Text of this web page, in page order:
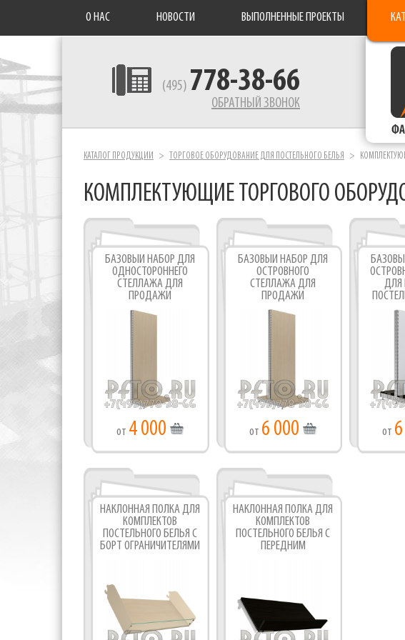
О НАС НОВОСТИ ВЫПОЛНЕННЫЕ ПРОЕКТЫ
(495) 778-38-66
ОБРАТНЫЙ ЗВОНОК
КАТАЛОГ ПРОДУКЦИИ ТОРГОВОЕ ОБОРУДОВАНИЕ ДЛЯ ПОСТЕЛЬНОГО БЕЛЬЯ
КОМПЛЕКТУЮЩИЕ ТОРГОВОГО
БАЗОВЫЙ НАБОР ДЛЯ
ОДНОСТОРОННЕГО
СТЕЛЛАЖА ДЛЯ
ПРОДАЖИ
ПОСТЕЛЬНОГО БЕЛЬЯ
от 4 000
БАЗОВЫЙ НАБОР ДЛЯ
ОСТРОВНОГО
СТЕЛЛАЖА ДЛЯ
ПРОДАЖИ
ПОСТЕЛЬНОГО БЕЛЬЯ
от 6 000
ДЛЯ
от
НАКЛОННАЯ ПОЛКА ДЛЯ
КОМПЛЕКТОВ
ПОСТЕЛЬНОГО БЕЛЬЯ С
БОРТ ОГРАНИЧИТЕЛЯМИ
НАКЛОННАЯ ПОЛКА ДЛЯ
КОМПЛЕКТОВ
ПОСТЕЛЬНОГО БЕЛЬЯ С
ПЕРЕДНИМ